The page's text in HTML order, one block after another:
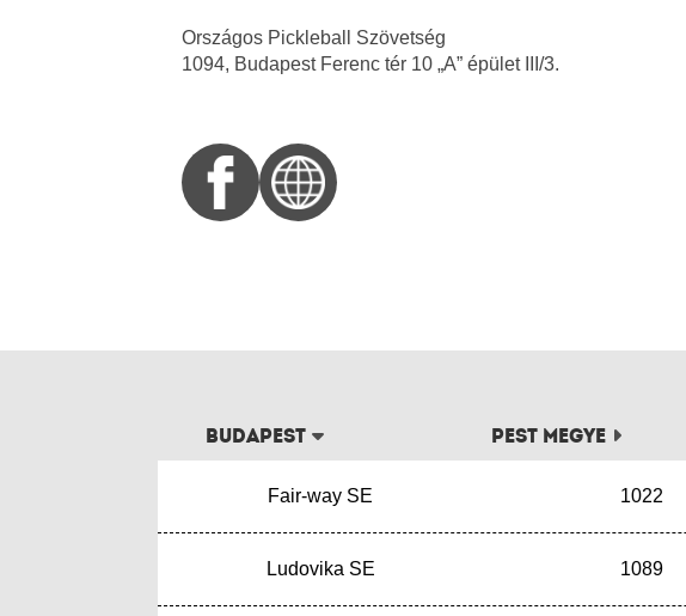
Országos Pickleball Szövetség
1094, Budapest Ferenc tér 10 „A” épület III/3.
Budapest Pest megye
Fair-way SE 1022
Ludovika SE 1089